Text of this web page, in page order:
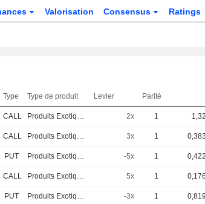
Valorisation Consensus Ratings
Type Type de produit Levier Parité
CALL Produits Exotiques 2x 1
CALL Produits Exotiques 3x 1
PUT Produits Exotiques -5x 1
CALL Produits Exotiques 5x 1
PUT Produits Exotiques -3x 1